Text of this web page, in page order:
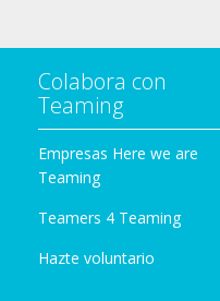
Colabora con
Teaming
Empresas Here we are
Teaming
Teamers 4 Teaming
Hazte voluntario